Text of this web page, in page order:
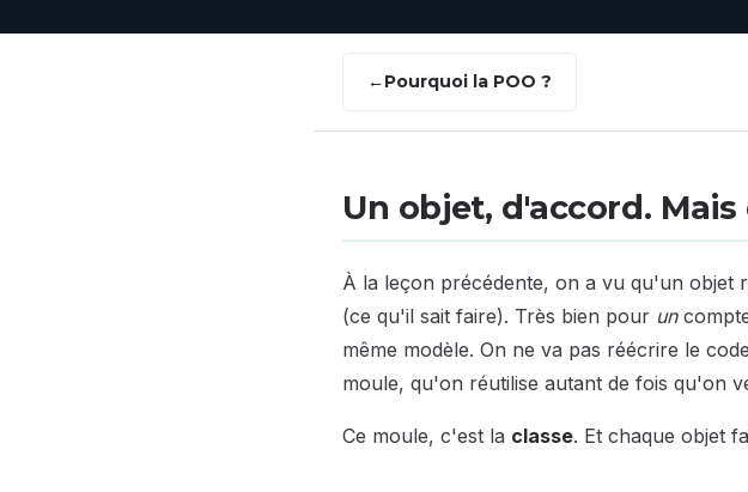
Pourquoi la POO ?
Un objet, d'accord.
À la leçon précédente, on a vu qu'un objet
(ce qu'il sait faire). Très bien pour un
même modèle. On ne va pas réécrire le
moule, qu'on réutilise autant de fois qu'on
Ce moule, c'est la classe. Et chaque objet